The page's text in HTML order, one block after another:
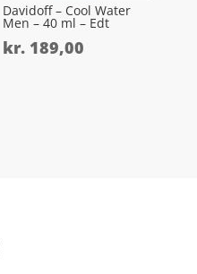
Davidoff – Cool Water
Men – 40 ml – Edt
kr. 189,00